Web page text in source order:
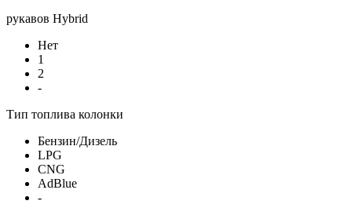
рукавов Hybrid
Нет
1
2
-
Тип топлива колонки
Бензин/Дизель
LPG
CNG
AdBlue
-